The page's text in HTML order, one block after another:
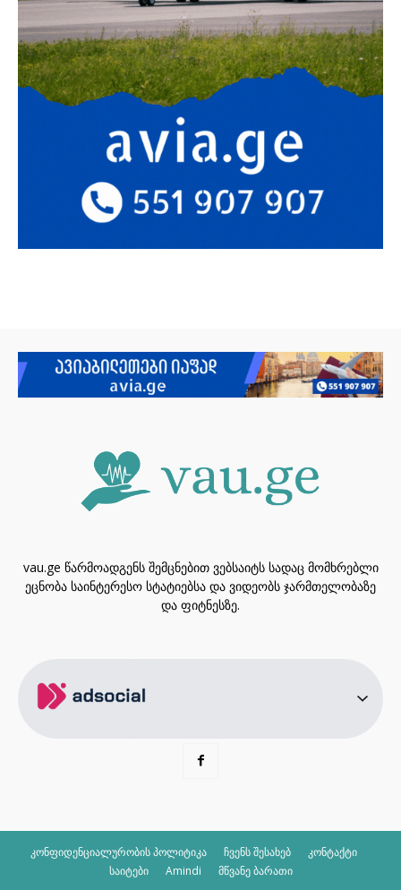
vau.ge წარმოადგენს შემცნებით ვებსაიტს სადაც მომხრებლი
ეცნობა საინტერესო სტატიებსა და ვიდეობს ჯარმთელობაზე
და ფიტნესზე.
კონფიდენციალურობის პოლიტიკა ჩვენს შესახებ
კონტაქტი
საიტები
Amindi მწვანე ბარათი